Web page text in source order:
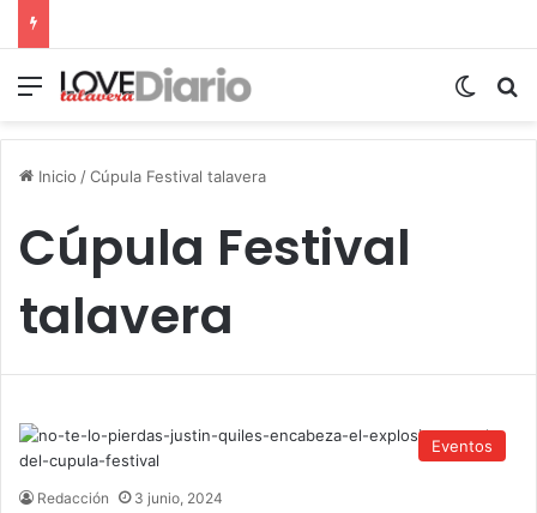
Menú
Inicio /Cúpula Festival talavera
Cúpula Festival
talavera
Eventos
Redacción 3 junio, 2024